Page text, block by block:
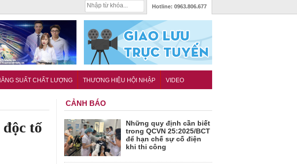
Hotline: 0963.806.677
SUẤT CHẤT LƯỢNG THƯƠNG HIỆU HỘI NHẬP VIDEO
tố
CẢNH BÁO
Những quy định cần biết
trong QCVN 25:2025/BCT
để hạn chế sự cố điện
khi thi công